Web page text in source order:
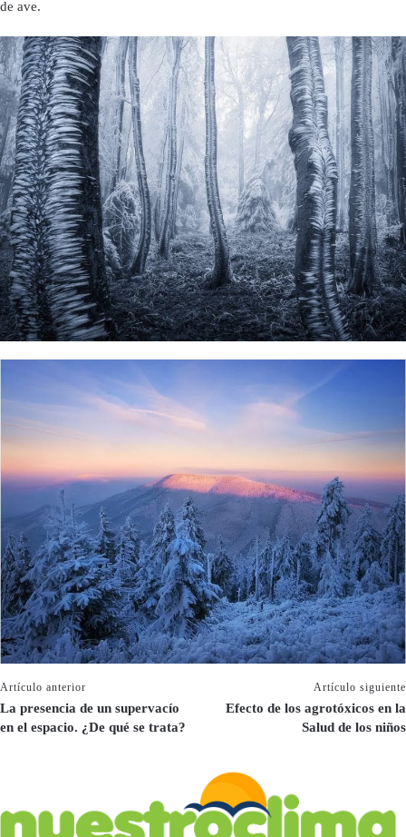
de ave.
Artículo anterior
La presencia de un supervacío
en el espacio. ¿De qué se trata?
Artículo siguiente
Efecto de los agrotóxicos en la
Salud de los niños